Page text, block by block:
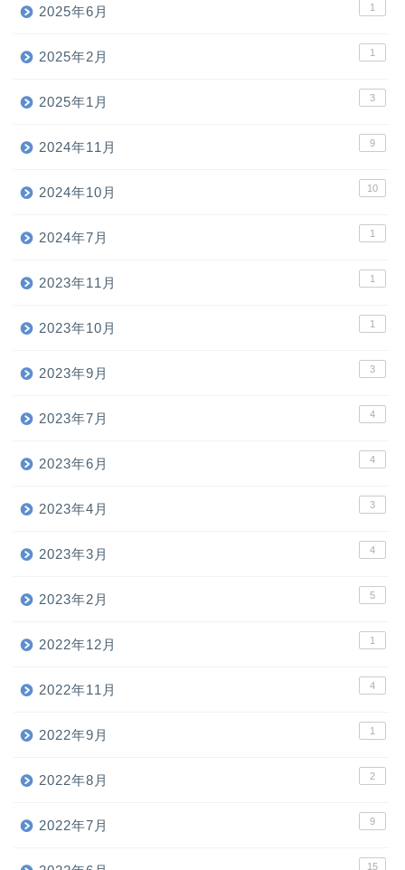
2025年6月 1
2025年2月 1
2025年1月 3
2024年11月 9
2024年10月 10
2024年7月 1
2023年11月 1
2023年10月 1
2023年9月 3
2023年7月 4
2023年6月 4
2023年4月 3
2023年3月 4
2023年2月 5
2022年12月 1
2022年11月 4
2022年9月 1
2022年8月 2
2022年7月 9
15